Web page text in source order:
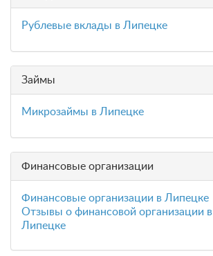
Рублевые вклады в Липецке
Займы
Микрозаймы в Липецке
Финансовые организации
Финансовые организации в Липецке
Отзывы о финансовой организации в
Липецке